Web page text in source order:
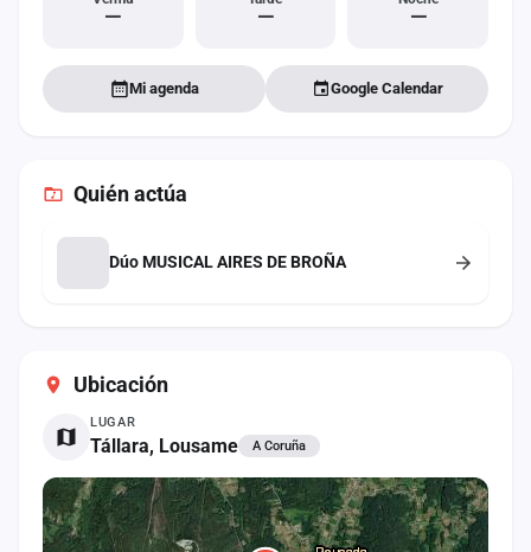
Ubicación
LUGAR
Tállara, Lousame A Coruña
— — —
Mi agenda Google Calendar
Quién actúa
Dúo MUSICAL AIRES DE BROÑA